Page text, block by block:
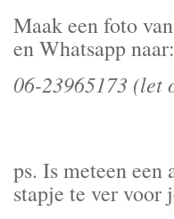
Maak een foto
en Whatsapp naar:
06-23965173 (let
ps. Is meteen een
stapje te ver voor